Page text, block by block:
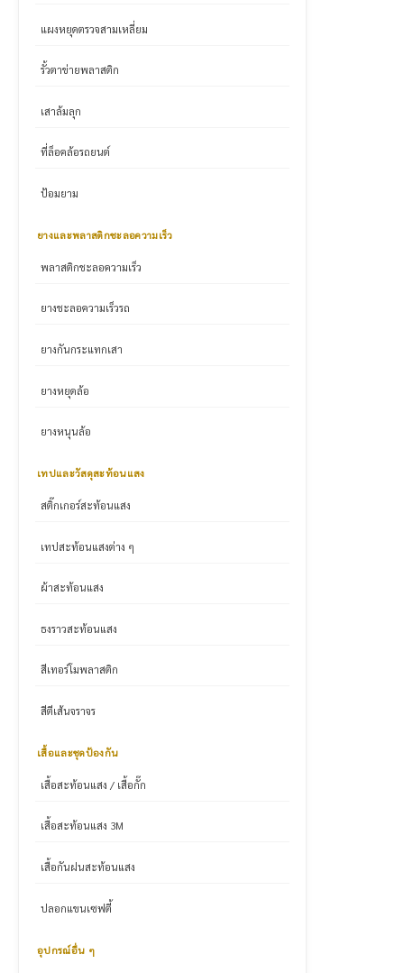
แผงหยุดตรวจสามเหลี่ยม
รั้วตาข่ายพลาสติก
เสาล้มลุก
ที่ล็อคล้อรถยนต์
ป้อมยาม
ยางและพลาสติกชะลอความเร็ว
พลาสติกชะลอความเร็ว
ยางชะลอความเร็วรถ
ยางกันกระแทกเสา
ยางหยุดล้อ
ยางหนุนล้อ
เทปและวัสดุสะท้อนแสง
สติ๊กเกอร์สะท้อนแสง
เทปสะท้อนแสงต่าง ๆ
ผ้าสะท้อนแสง
ธงราวสะท้อนแสง
สีเทอร์โมพลาสติก
สีตีเส้นจราจร
เสื้อและชุดป้องกัน
เสื้อสะท้อนแสง / เสื้อกั๊ก
เสื้อสะท้อนแสง 3M
เสื้อกันฝนสะท้อนแสง
ปลอกแขนเซฟตี้
อุปกรณ์อื่น ๆ